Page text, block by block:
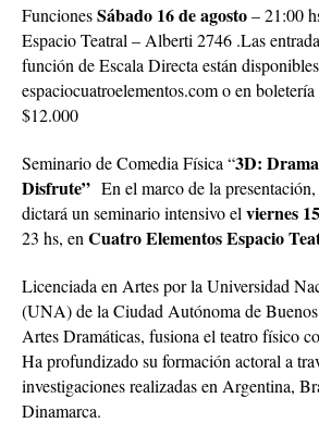
FuncionesSábado 16 de agosto– 21:00
Espacio Teatral – Alberti 2746 .Las
función de Escala Directa están
espaciocuatroelementos.com o en
$12.000
Seminario de Comedia Física “3D:
Disfrute” En el marco de la presentación,
dictará un seminario intensivo el viernes
23 hs, en Cuatro Elementos Espacio
Licenciada en Artes por la Universidad
(UNA) de la Ciudad Autónoma de
Artes Dramáticas, fusiona el teatro físico
Ha profundizado su formación actoral a
investigaciones realizadas en Argentina,
Dinamarca.